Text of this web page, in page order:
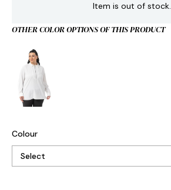
Item is out of stock.
OTHER COLOR OPTIONS OF THIS PRODUCT
Colour